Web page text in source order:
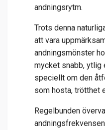
andningsrytm.
Trots denna
att vara
andningsmönster
mycket snabb, ytlig
speciellt om den
som hosta, trötthet
Regelbunden